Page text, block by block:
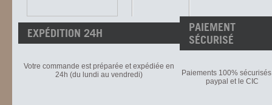
EXPÉDITION 24H
Votre commande est préparée et expédiée en
24h (du lundi au vendredi)
PAIEMENT
SÉCURISÉ
Paiements 100%
paypal et le CIC